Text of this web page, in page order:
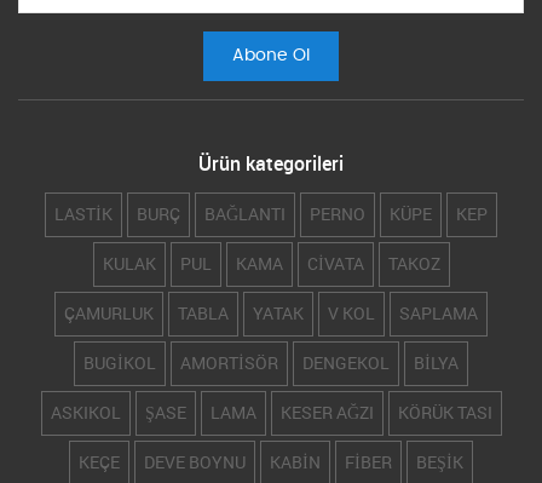
Ürün kategorileri
LASTİK BURÇ BAĞLANTI PERNO KÜPE KEP
KULAK PUL KAMA CİVATA TAKOZ
ÇAMURLUK TABLA YATAK V KOL SAPLAMA
BUGİKOL AMORTİSÖR DENGEKOL BİLYA
ASKIKOL ŞASE LAMA KESER AĞZI KÖRÜK TASI
KEÇE DEVE BOYNU KABİN FİBER BEŞİK